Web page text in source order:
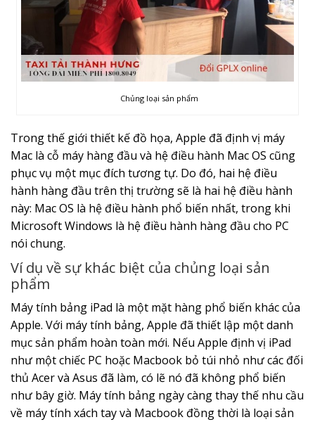
Chủng loại sản phẩm
Trong thế giới thiết kế đồ họa, Apple đã định vị máy
Mac là cỗ máy hàng đầu và hệ điều hành Mac OS cũng
phục vụ một mục đích tương tự. Do đó, hai hệ điều
hành hàng đầu trên thị trường sẽ là hai hệ điều hành
này: Mac OS là hệ điều hành phổ biến nhất, trong khi
Microsoft Windows là hệ điều hành hàng đầu cho PC
nói chung.
Ví dụ về sự khác biệt của chủng loại sản
phẩm
Máy tính bảng iPad là một mặt hàng phổ biến khác của
Apple. Với máy tính bảng, Apple đã thiết lập một danh
mục sản phẩm hoàn toàn mới. Nếu Apple định vị iPad
như một chiếc PC hoặc Macbook bỏ túi nhỏ như các đối
thủ Acer và Asus đã làm, có lẽ nó đã không phổ biến
như bây giờ. Máy tính bảng ngày càng thay thế nhu cầu
về máy tính xách tay và Macbook đồng thời là loại sản